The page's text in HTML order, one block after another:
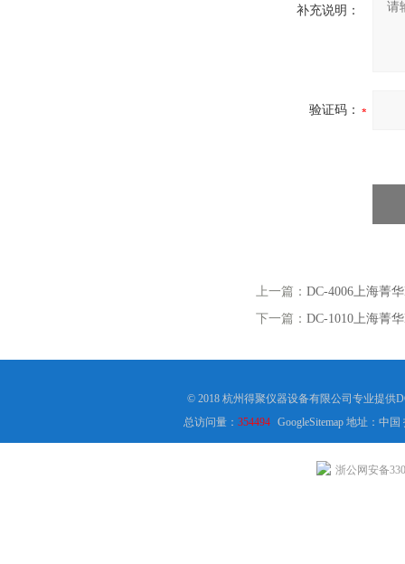
补充说明：
验证码：
上一篇： DC-4006上海菁
下一篇： DC-1010上海菁
© 2018 杭州得聚仪器设备有限公司专业提供
总访问量：354494 GoogleSitemap地址：中国
浙公网安备